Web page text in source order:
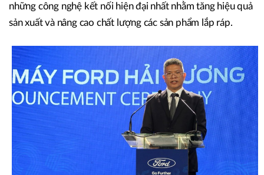
những công nghệ kết nối hiện đại nhất nhằm tăng hiệu quả
sản xuất và nâng cao chất lượng các sản phẩm lắp ráp.